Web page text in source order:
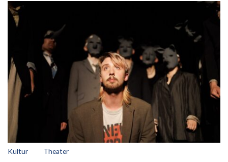
Kultur Theater